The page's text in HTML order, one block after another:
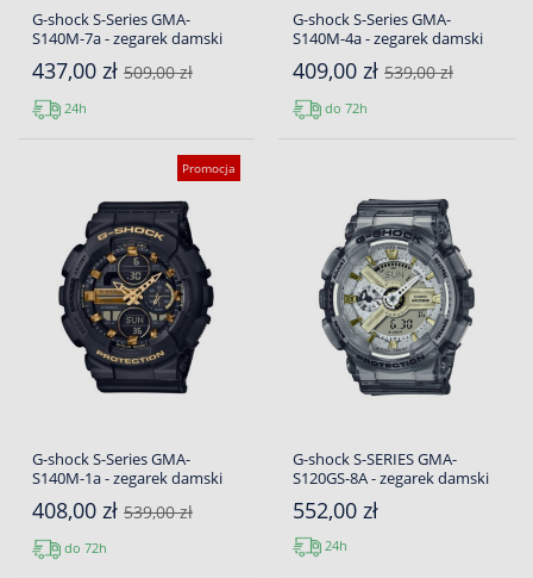
G-shock S-Series GMA-
S140M-7a - zegarek damski
437,00 zł 509,00 zł
24h
G-shock S-Series GMA-
S140M-4a - zegarek damski
409,00 zł 539,00 zł
do 72h
Promocja
G-shock S-Series GMA-
S140M-1a - zegarek damski
408,00 zł 539,00 zł
do 72h
G-shock S-SERIES GMA-
S120GS-8A - zegarek damski
552,00 zł
24h